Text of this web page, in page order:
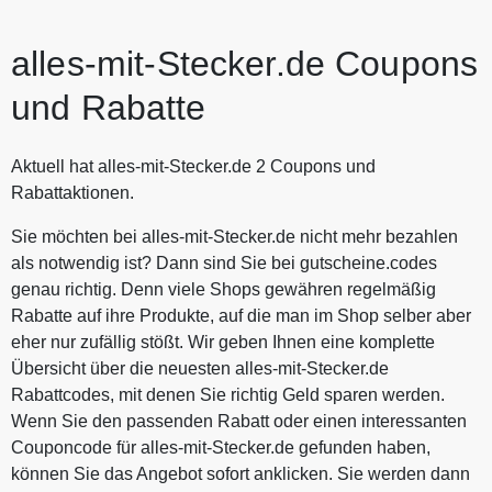
alles-mit-Stecker.de Coupons
und Rabatte
Aktuell hat alles-mit-Stecker.de 2 Coupons und
Rabattaktionen.
Sie möchten bei alles-mit-Stecker.de nicht mehr bezahlen
als notwendig ist? Dann sind Sie bei gutscheine.codes
genau richtig. Denn viele Shops gewähren regelmäßig
Rabatte auf ihre Produkte, auf die man im Shop selber aber
eher nur zufällig stößt. Wir geben Ihnen eine komplette
Übersicht über die neuesten alles-mit-Stecker.de
Rabattcodes, mit denen Sie richtig Geld sparen werden.
Wenn Sie den passenden Rabatt oder einen interessanten
Couponcode für alles-mit-Stecker.de gefunden haben,
können Sie das Angebot sofort anklicken. Sie werden dann